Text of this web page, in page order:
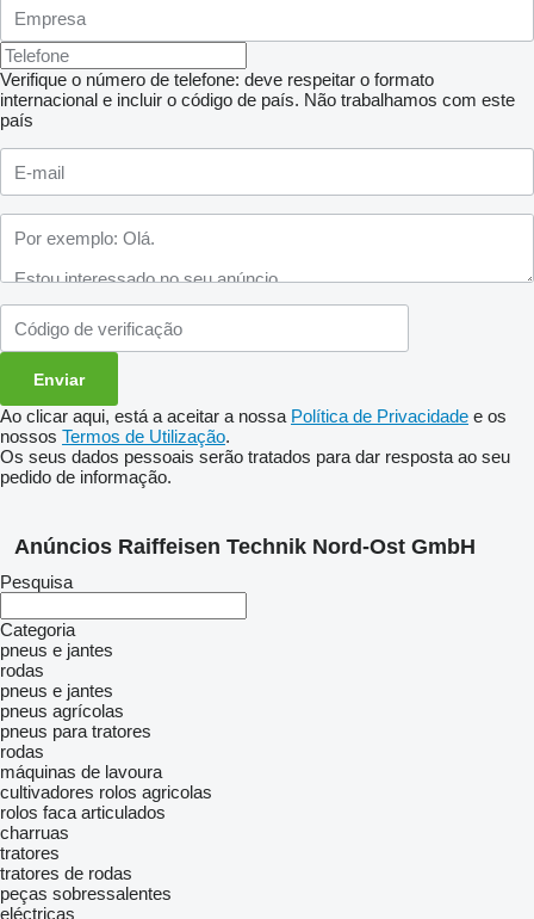
Verifique o número de telefone: deve respeitar o formato
internacional e incluir o código de país. Não trabalhamos com este
país
Ao clicar aqui, está a aceitar a nossa Política de Privacidade e os
nossos Termos de Utilização.
Os seus dados pessoais serão tratados para dar resposta ao seu
pedido de informação.
Anúncios Raiffeisen Technik Nord-Ost GmbH
Pesquisa
Categoria
pneus e jantes
rodas
pneus e jantes
pneus agrícolas
pneus para tratores
rodas
máquinas de lavoura
cultivadores rolos agricolas
rolos faca articulados
charruas
tratores
tratores de rodas
peças sobressalentes
eléctricas